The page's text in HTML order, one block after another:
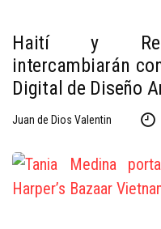
Haití y
intercambiarán
Digital de Diseño
Juan de Dios Valentin